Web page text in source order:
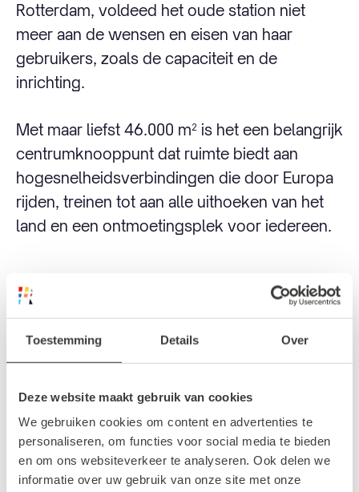
Toestemming Details Over
Deze website maakt gebruik van cookies
We gebruiken cookies om content en advertenties te
personaliseren, om functies voor social media te bieden
en om ons websiteverkeer te analyseren. Ook delen we
informatie over uw gebruik van onze site met onze
Rotterdam, voldeed het oude station niet
meer aan de wensen en eisen van haar
gebruikers, zoals de capaciteit en de
inrichting.
Met maar liefst 46.000 m² is het een belangrijk
centrumknooppunt dat ruimte biedt aan
hogesnelheidsverbindingen die door Europa
rijden, treinen tot aan alle uithoeken van het
land en een ontmoetingsplek voor iedereen.
Imposante hoofdingang en hoge
plafonds
Het ontwerp van het Centraal Station in
Rotterdam is een bijzondere. We kunnen het
een glanzende, roestvrij stalen look die
verwijst naar de glinsterende rivier de Maas.
Het andere gedeelte, de noordzijde, is